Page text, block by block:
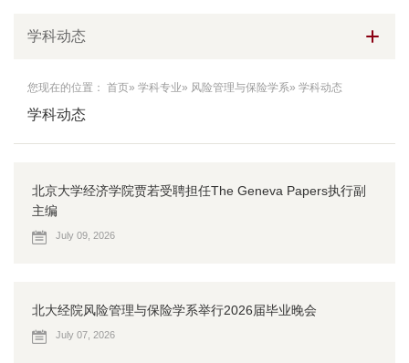
学科动态
您现在的位置： 首页» 学科专业» 风险管理与保险学系» 学科动态
学科动态
北京大学经济学院贾若受聘担任The Geneva Papers执行副
主编
July 09, 2026
北大经院风险管理与保险学系举行2026届毕业晚会
July 07, 2026